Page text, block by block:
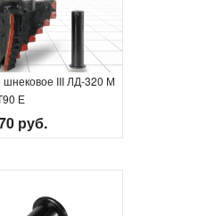
шнековое III ЛД-320 М
Е
руб.